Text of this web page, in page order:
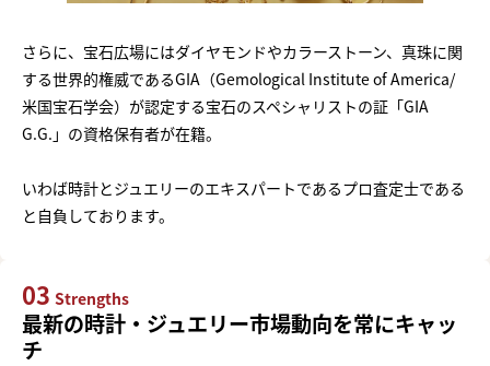
さらに、宝石広場にはダイヤモンドやカラーストーン、真珠に関
する世界的権威であるGIA（Gemological Institute of America/
米国宝石学会）が認定する宝石のスペシャリストの証「GIA
G.G.」の資格保有者が在籍。
いわば時計とジュエリーのエキスパートであるプロ査定士である
と自負しております。
03 Strengths
最新の時計・ジュエリー市場動向を常にキャッ
チ